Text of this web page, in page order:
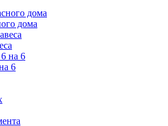
дома
6